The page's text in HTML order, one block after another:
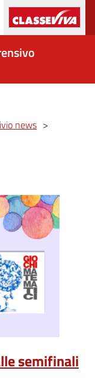
news >
semifinali